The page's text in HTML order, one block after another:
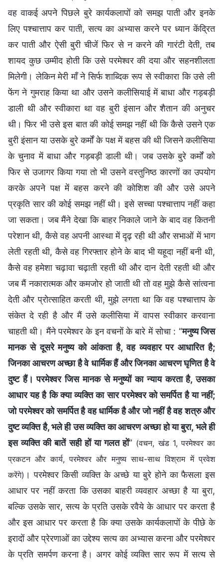
वह वाकई अपने पिछले बुरे कार्यकलापों को समझ पाती और इनके
लिए पश्चात्ताप कर पाती, सत्य का अभ्यास करने पर ध्यान केंद्रित
कर पाती और ऐसी बुरी चीजें फिर से न करने की गारंटी देती, तब
शायद कुछ उम्मीद होती कि उसे परमेश्वर की दया और सहनशीलता
मिलेगी। लेकिन मेरी माँ ने सिर्फ शाब्दिक रूप से स्वीकारा कि उसे ली
फेंग ने गुमराह किया था और उसने कलीसियाई में बाधा और गड़बड़ी
डाली थी और स्वीकारा था वह बुरी इंसान और शैतान की अनुचर
थी। फिर भी उसे इस बात की कोई समझ नहीं थी कि कैसे उसने एक
बुरी इंसान या उसके बुरे कर्मों के पक्ष में बहस की थी जिसने कलीसिया
के चुनाव में बाधा और गड़बड़ी डाली थी। जब उसके बुरे कर्मों को
फिर से उजागर किया गया तो भी उसने वस्तुनिष्ठ कारणों का उपयोग
करके अपने पक्ष में बहस करने की कोशिश की और उसे अपने
प्रकृति सार की कोई समझ नहीं थी। इसे सच्चा पश्चात्ताप नहीं कहा
जा सकता। जब मैंने देखा कि बाहर निकाले जाने के बाद वह कितनी
परेशान थी, कैसे वह अपनी आस्था में दृढ़ रही थी और सभाओं में भाग
लेती रहती थी, कैसे वह गिरफ्तार होने के बाद भी यहूदा नहीं बनी थी,
कैसे वह हमेशा चढ़ावा चढ़ाती रहती थी और दान देती रहती थी और
जब मैं नकारात्मक और कमजोर हो जाती थी तो वह मुझे कैसे सांत्वना
देती और प्रोत्साहित करती थी, मुझे लगता था कि वह पश्चात्ताप के
संकेत दे रही है और मैं उसे कलीसिया में वापस स्वीकार करवाना
चाहती थी। मैंने परमेश्वर के इन वचनों के बारे में सोचा : “मनुष्य जिस
मानक से दूसरे मनुष्य को आंकता है, वह व्यवहार पर आधारित है;
जिनका आचरण अच्छा है वे धार्मिक हैं और जिनका आचरण घृणित है वे
दुष्ट हैं। परमेश्वर जिस मानक से मनुष्यों का न्याय करता है, उसका
आधार यह है कि क्या व्यक्ति का सार परमेश्वर को समर्पित है या नहीं;
जो परमेश्वर को समर्पित है वह धार्मिक है और जो नहीं है वह शत्रु और
दुष्ट व्यक्ति है, भले ही उस व्यक्ति का आचरण अच्छा हो या बुरा, भले ही
इस व्यक्ति की बातें सही हों या गलत हों” (वचन, खंड 1, परमेश्वर का
प्रकटन और कार्य, परमेश्वर और मनुष्य साथ-साथ विश्राम में प्रवेश
करेंगे) । परमेश्वर किसी व्यक्ति के अच्छे या बुरे होने का फैसला इस
आधार पर नहीं करता कि उसका बाहरी व्यवहार अच्छा है या बुरा,
बल्कि उसके सार, सत्य के प्रति उसके रवैये के आधार पर करता है
और इस आधार पर करता है कि क्या उसके कार्यकलापों के पीछे के
इरादों और प्रेरणाओं का उद्देश्य सत्य का अभ्यास करना और परमेश्वर
के प्रति समर्पण करना है। अगर कोई व्यक्ति सार रूप में सत्य से